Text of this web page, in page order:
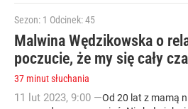
Sezon: 1 Odcinek: 45
Malwina Wędzikowska o
poczucie, że my się cały
37 minut słuchania
11 lut 2023, 9:00 —Od 20 lat z mamą